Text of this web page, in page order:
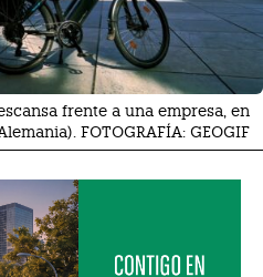
frente a una empresa, en
FOTOGRAFÍA: GEOGIF